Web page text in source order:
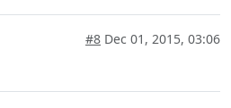
#8 Dec 01, 2015, 03:06